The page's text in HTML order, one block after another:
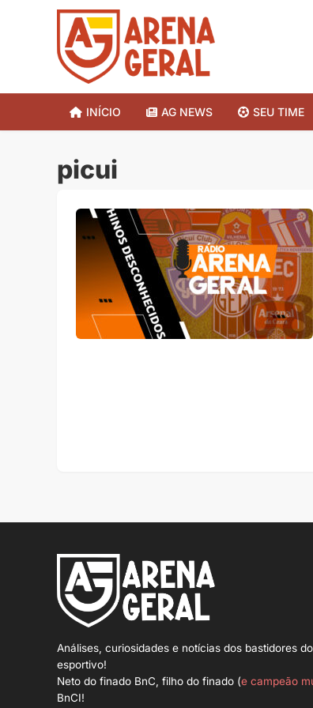
INÍCIO AG NEWS SEU TIME
picui
Análises, curiosidades e notícias dos bastidores
esportivo!
Neto do finado BnC, filho do finado (e campeão
BnCI!